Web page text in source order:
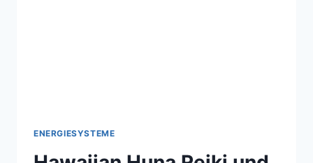
ENERGIESYSTEME